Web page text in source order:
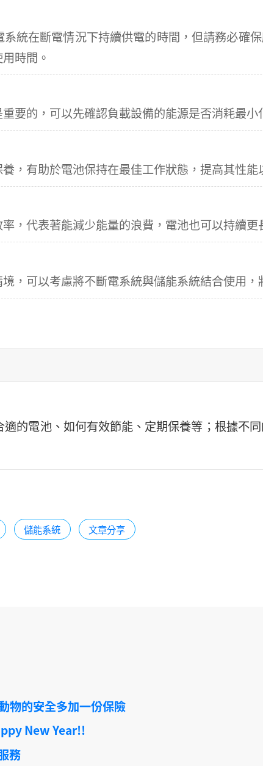
統在斷電情況下持續供電的時間，但請務必確
時間。
要的，可以先確認負載設備的能源是否消耗最
，有助於電池保持在最佳工作狀態，提高其性能
，代表著能減少能量的浪費，電池也可以持續更
，可以考慮將不斷電系統與儲能系統結合使用，
的電池、如何有效節能、定期保養等；根據不
儲能系統 文章分享
物的安全多加一份保險
New Year!!
務